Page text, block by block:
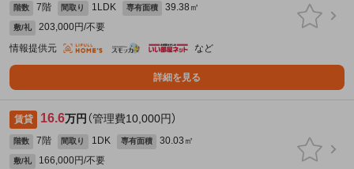
階数 7階 間取り 1LDK 専有面積 39.38㎡
敷/礼
203,000円/不要
情報提供元
など
詳細を見る
賃貸 16.6万円 （管理費10,000円）
階数 7階 間取り 1DK 専有面積 30.03㎡
敷/礼
166,000円/不要